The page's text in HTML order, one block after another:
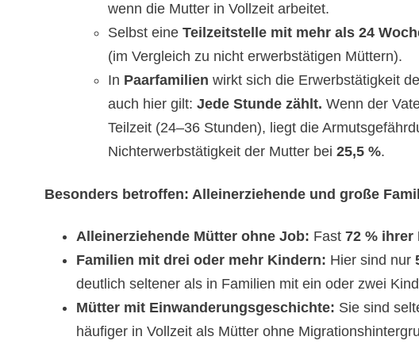
wenn die Mutter in Vollzeit arbeitet.
Selbst eine Teilzeitstelle mit mehr als 24
(im Vergleich zu nicht erwerbstätigen Müttern).
In Paarfamilien wirkt sich die Erwerbstätigkeit
auch hier gilt: Jede Stunde zählt. Wenn der
Teilzeit (24–36 Stunden), liegt die
Nichterwerbstätigkeit der Mutter bei 25,5 %.
Besonders betroffen: Alleinerziehende und große
Alleinerziehende Mütter ohne Job: Fast 72 % ihrer
Familien mit drei oder mehr Kindern: Hier sind nur
deutlich seltener als in Familien mit ein oder zwei
Mütter mit Einwanderungsgeschichte: Sie sind
häufiger in Vollzeit als Mütter ohne